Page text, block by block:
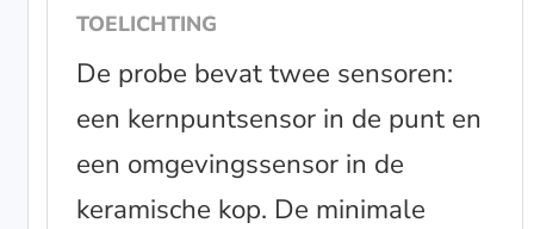
De probe bevat twee sensoren:
een kernpuntsensor in de punt en
een omgevingssensor in de
keramische kop. De minimale